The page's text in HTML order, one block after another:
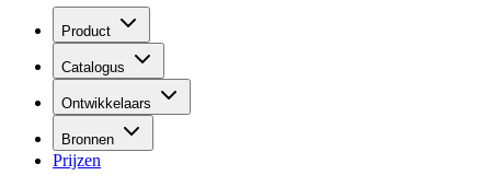
Product
Catalogus
Ontwikkelaars
Bronnen
Prijzen